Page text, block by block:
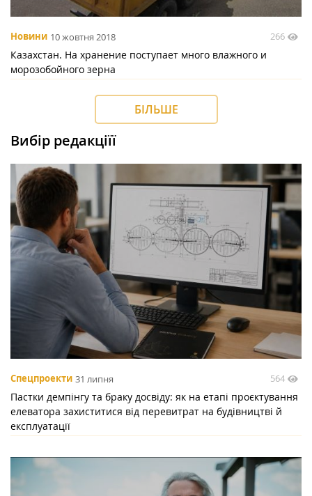
Новини 10 жовтня 2018 266
Казахстан. На хранение поступает много влажного и
морозобойного зерна
БІЛЬШЕ
Вибір редакціїї
Спецпроекти 31 липня 564
Пастки демпінгу та браку досвіду: як на етапі проєктування
елеватора захиститися від перевитрат на будівництві й
експлуатації